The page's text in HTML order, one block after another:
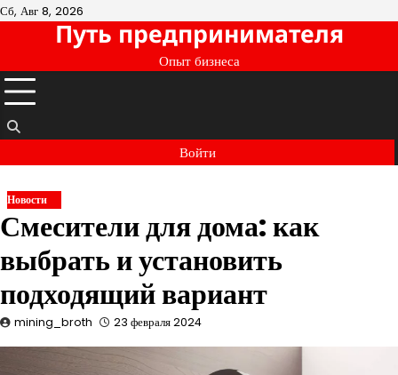
Перейти
содержимому
Сб, Авг 8, 2026
Путь предпринимателя
Опыт бизнеса
Войти
Новости
Смесители для дома: как
выбрать и установить
подходящий вариант
mining_broth 23 февраля 2024